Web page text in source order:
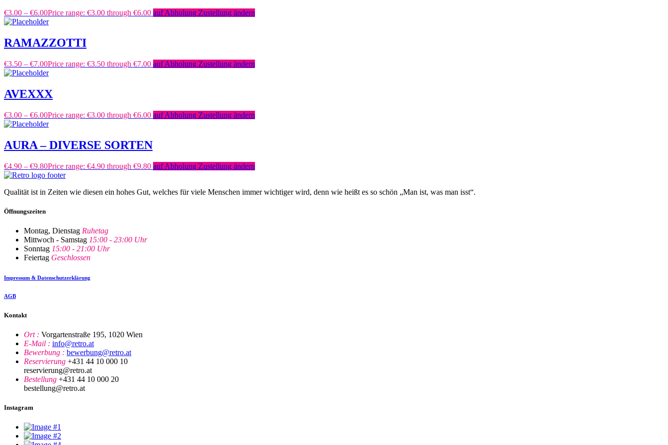
€3.00 – €6.00Price range: €3.00 through €6.00 auf Abholung Zustellung ändern
RAMAZZOTTI
€3.50 – €7.00Price range: €3.50 through €7.00 auf Abholung Zustellung ändern
AVEXXX
€3.00 – €6.00Price range: €3.00 through €6.00 auf Abholung Zustellung ändern
AURA – DIVERSE SORTEN
€4.90 – €9.80Price range: €4.90 through €9.80 auf Abholung Zustellung ändern
Qualität ist in Zeiten wie diesen ein hohes Gut, welches für viele Menschen immer wichtiger wird, denn wie heißt es so schön „Man ist, was man isst“.
Öffnungszeiten
Montag, Dienstag Ruhetag
Mittwoch - Samstag 15:00 - 23:00 Uhr
Sonntag 15:00 - 21:00 Uhr
Feiertag Geschlossen
Impressum & Datenschutzerklärung
AGB
Kontakt
Ort : Vorgartenstraße 195, 1020 Wien
E-Mail : info@retro.at
Bewerbung : bewerbung@retro.at
Reservierung +431 44 10 000 10
reservierung@retro.at
Bestellung +431 44 10 000 20
bestellung@retro.at
Instagram